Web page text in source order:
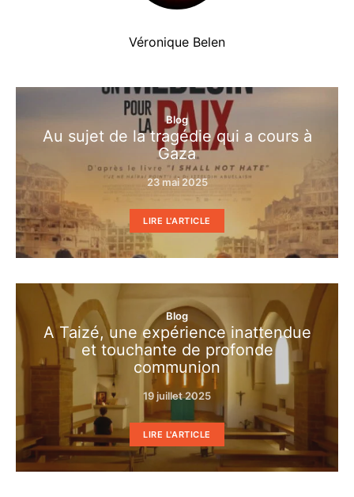
Véronique Belen
Blog
Au sujet de la tragédie qui a cours à
Gaza
23 mai 2025
LIRE L'ARTICLE
Blog
A Taizé, une expérience inattendue
et touchante de profonde
communion
19 juillet 2025
LIRE L'ARTICLE